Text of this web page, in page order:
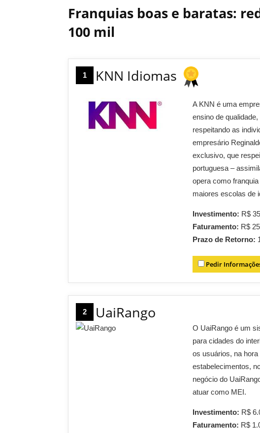
Franquias boas e baratas:
100 mil
1 KNN Idiomas
A KNN é uma
ensino de
respeitando as
empresário
exclusivo, que
portuguesa –
opera como
maiores escolas de
Investimento: R$
Faturamento: R$
Prazo de Retorno:
Pedir
2 UaiRango
O UaiRango é um
para cidades do
os usuários, na
estabelecimentos,
negócio do
atuar como MEI.
Investimento: R$
Faturamento: R$